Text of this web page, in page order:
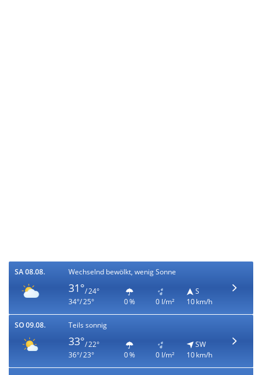
SA 08.08. Wechselnd bewölkt, wenig Sonne
31°/ 24°
34°/ 25°
0 % 0 l/m²
S
10 km/h
SO 09.08. Teils sonnig
33°/ 22°
36°/ 23°
0 % 0 l/m²
SW
10 km/h